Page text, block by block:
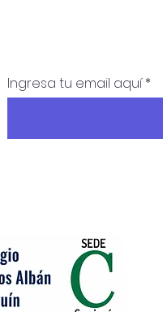
Ingresa tu email aquí